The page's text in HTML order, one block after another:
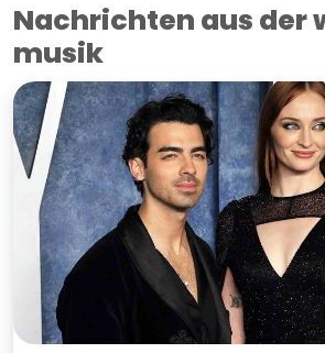
Nachrichten aus der
musik